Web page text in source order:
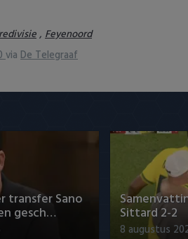
, Feyenoord
via De Telegraaf
transfer Sano
gesch… Sittard 2-2
8 augustus